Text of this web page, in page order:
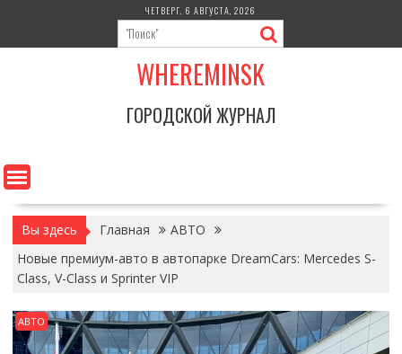
содержимому
ЧЕТВЕРГ, 6 АВГУСТА, 2026
WHEREMINSK
ГОРОДСКОЙ ЖУРНАЛ
Вы здесь Главная
АВТО
Новые премиум-авто в автопарке DreamCars: Mercedes S-
Class, V-Class и Sprinter VIP
АВТО